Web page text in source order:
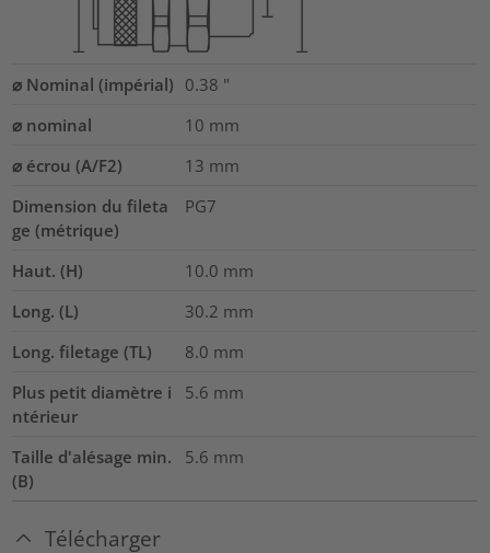
⌀ Nominal (impérial) 0.38 "
⌀ nominal
10 mm
⌀ écrou (A/F2)
13 mm
Dimension du fileta
ge (métrique)
PG7
Haut. (H) 10.0 mm
Long. (L)
30.2 mm
Long. filetage (TL)
8.0 mm
Plus petit diamètre i
ntérieur
5.6 mm
Taille d'alésage min.
(B)
5.6 mm
Télécharger